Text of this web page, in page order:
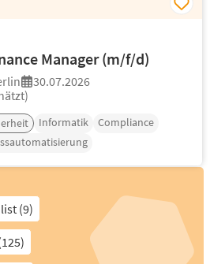
Manager (m/f/d)
30.07.2026
Informatik
Compliance
(9)